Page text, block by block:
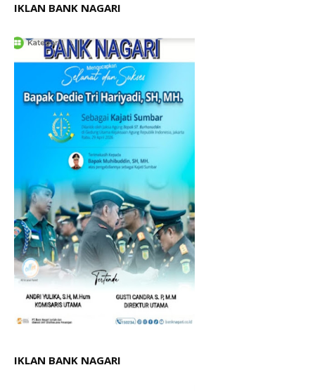
IKLAN BANK NAGARI
IKLAN BANK NAGARI